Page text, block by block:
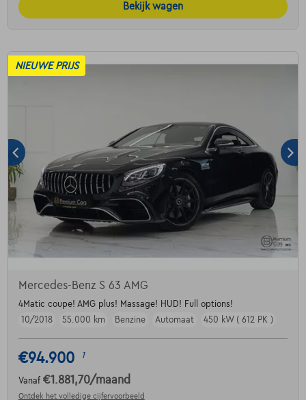
Bekijk wagen
NIEUWE PRIJS
Mercedes-Benz S 63 AMG
4Matic coupe! AMG plus! Massage! HUD! Full options!
10/2018
55.000 km Benzine Automaat 450 kW ( 612 PK )
€94.900 1
Vanaf €1.881,70/maand
Ontdek het volledige cijfervoorbeeld